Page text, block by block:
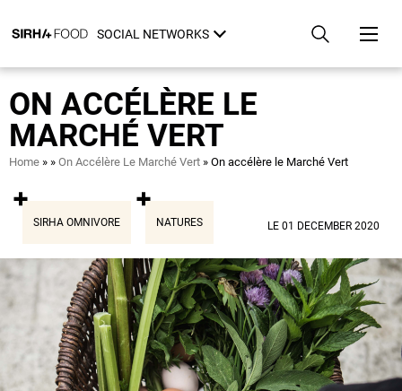
to
content
SOCIAL NETWORKS
ON ACCÉLÈRE LE
MARCHÉ VERT
Breadcrumb
Home On Accélère Le Marché Vert On accélère le Marché Vert
SIRHA OMNIVORE NATURES LE 01 DECEMBER 2020